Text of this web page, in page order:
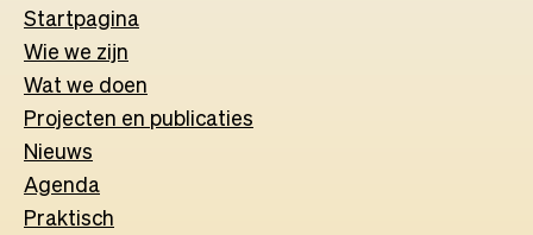
Startpagina
Wie we zijn
Wat we doen
Projecten en publicaties
Nieuws
Agenda
Praktisch